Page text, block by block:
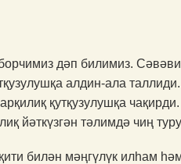
дәп билимиз.
алдин-ала таллиди.
қутқузулушқа чақирди.
йәткүзгән тәлимдә чиң
билән мәңгүлүк илһам һәм